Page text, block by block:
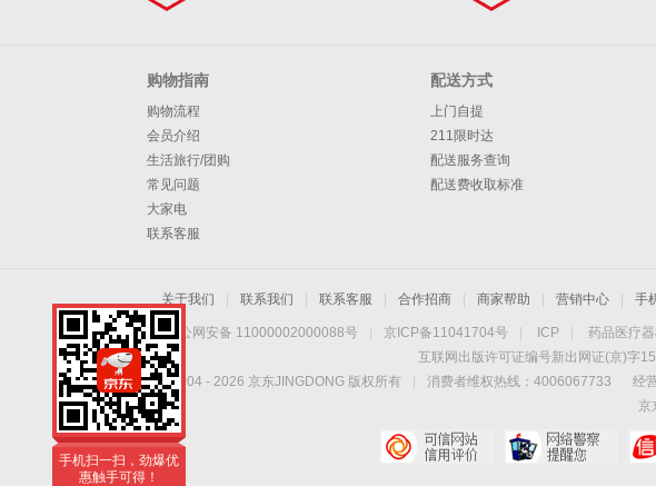
购物指南
购物流程
会员介绍
生活旅行/团购
常见问题
大家电
联系客服
配送方式
上门自提
211限时达
配送服务查询
配送费收取标准
关于我们 联系我们 联系客服 合作招商 商家帮助 营销中心 手
京公网安备 11000002000088号 京ICP备11041704号 ICP 药品医疗
互联网出版许可证编号新出网证(京)字
Copyright © 2004 - 2026 京东JINGDONG 版权所有 消费者维权热线：4006067733 经
京
手机扫一扫，劲爆优
惠触手可得！
手机扫一扫，劲爆优
惠触手可得！